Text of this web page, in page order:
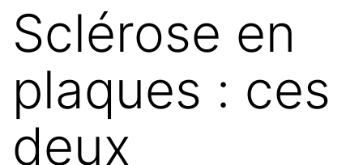
Sclérose en
plaques : ces
deux